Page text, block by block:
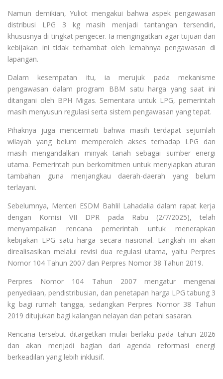
Namun demikian, Yuliot mengakui bahwa aspek pengawasan
distribusi LPG 3 kg masih menjadi tantangan tersendiri,
khususnya di tingkat pengecer. Ia mengingatkan agar tujuan dari
kebijakan ini tidak terhambat oleh lemahnya pengawasan di
lapangan.
Dalam kesempatan itu, ia merujuk pada mekanisme
pengawasan dalam program BBM satu harga yang saat ini
ditangani oleh BPH Migas. Sementara untuk LPG, pemerintah
masih menyusun regulasi serta sistem pengawasan yang tepat.
Pihaknya juga mencermati bahwa masih terdapat sejumlah
wilayah yang belum memperoleh akses terhadap LPG dan
masih mengandalkan minyak tanah sebagai sumber energi
utama. Pemerintah pun berkomitmen untuk menyiapkan aturan
tambahan guna menjangkau daerah-daerah yang belum
terlayani.
Sebelumnya, Menteri ESDM Bahlil Lahadalia dalam rapat kerja
dengan Komisi VII DPR pada Rabu (2/7/2025), telah
menyampaikan rencana pemerintah untuk menerapkan
kebijakan LPG satu harga secara nasional. Langkah ini akan
direalisasikan melalui revisi dua regulasi utama, yaitu Perpres
Nomor 104 Tahun 2007 dan Perpres Nomor 38 Tahun 2019.
Perpres Nomor 104 Tahun 2007 mengatur mengenai
penyediaan, pendistribusian, dan penetapan harga LPG tabung 3
kg bagi rumah tangga, sedangkan Perpres Nomor 38 Tahun
2019 ditujukan bagi kalangan nelayan dan petani sasaran.
Rencana tersebut ditargetkan mulai berlaku pada tahun 2026
dan akan menjadi bagian dari agenda reformasi energi
berkeadilan yang lebih inklusif.